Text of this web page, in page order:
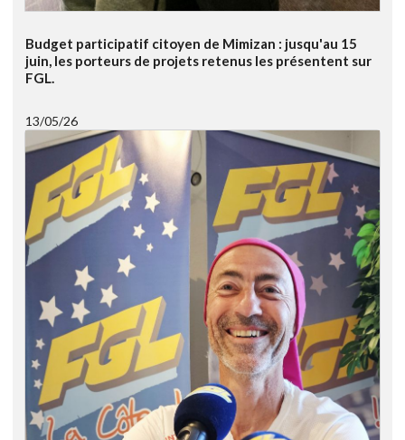
Budget participatif citoyen de Mimizan : jusqu'au 15
juin, les porteurs de projets retenus les présentent sur
FGL.
13/05/26